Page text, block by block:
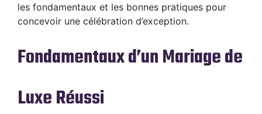
les fondamentaux et les bonnes pratiques pour
concevoir une célébration d’exception.
Fondamentaux d’un Mariage de
Luxe Réussi